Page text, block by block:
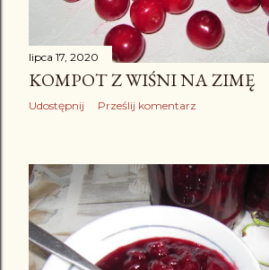
lipca 17, 2020
KOMPOT Z WIŚNI NA ZIMĘ
Udostępnij Prześlij komentarz